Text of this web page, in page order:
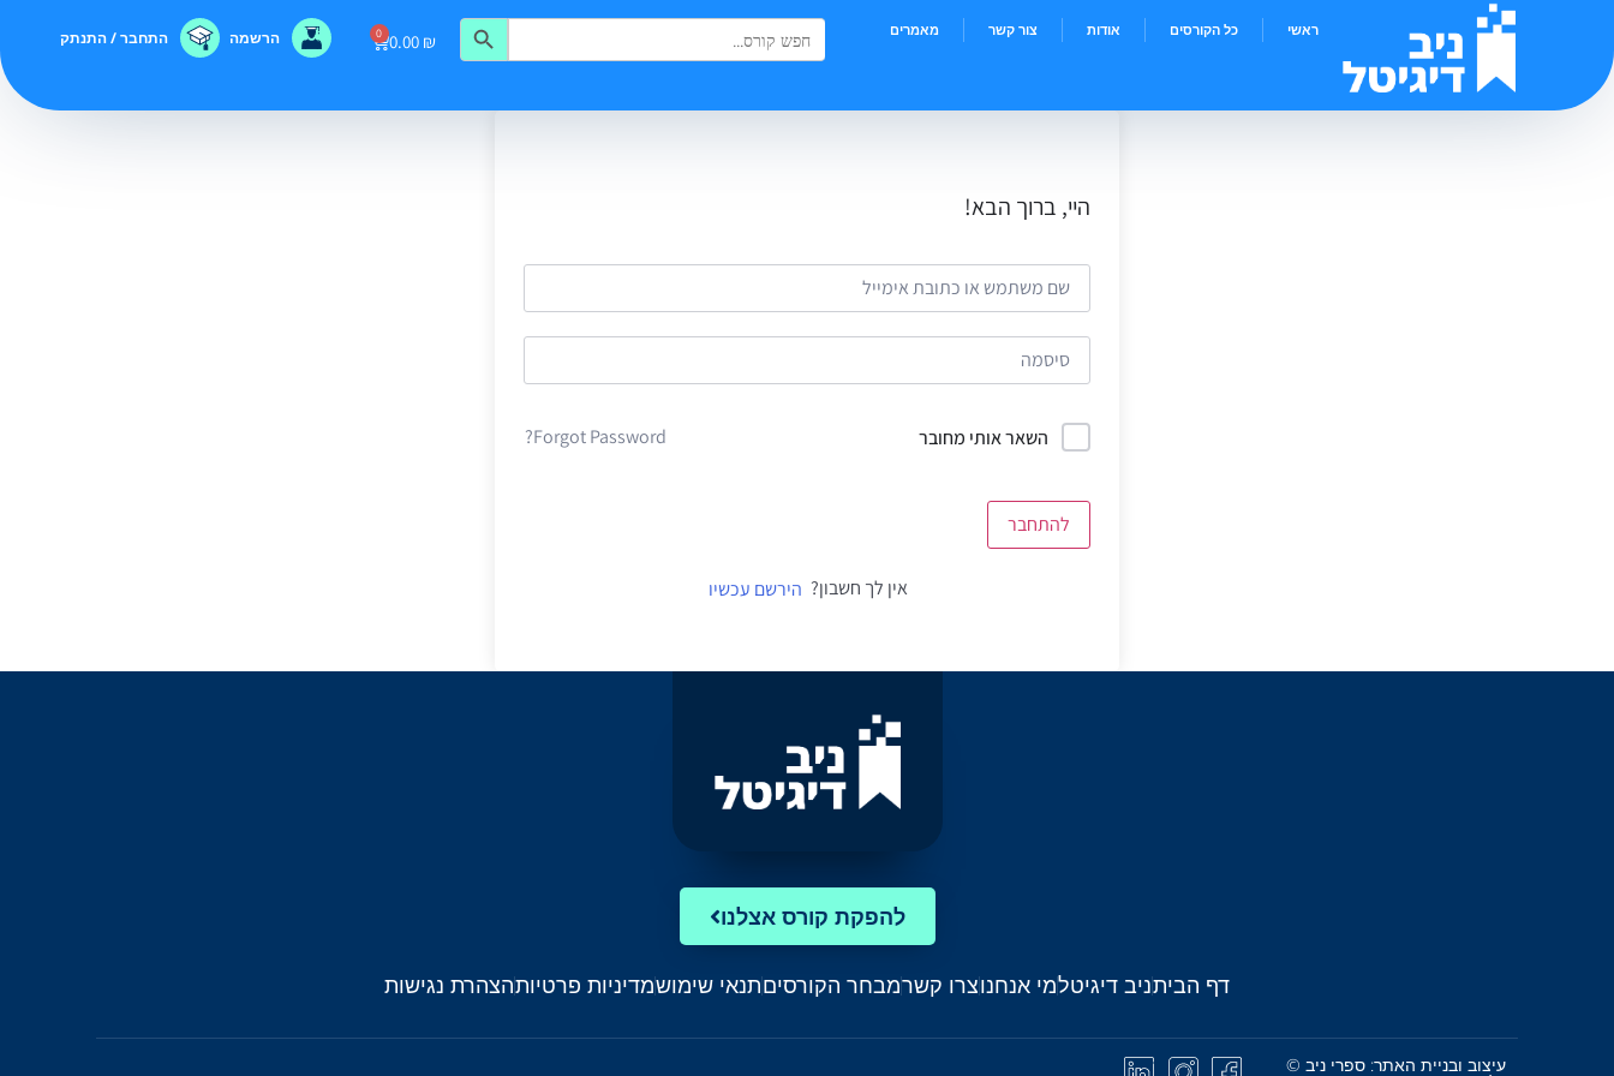
ראשי כל הקורסים אודות צור קשר מאמרים Search
for:
Search Button
0.00 ₪
0 הרשמה התחבר / התנתק
היי, ברוך הבא!
השאר אותי מחובר Forgot Password?
להתחבר
אין לך חשבון? הירשם עכשיו
להפקת קורס אצלנו
דף הביתניב דיגיטלמי אנחנוצרו קשרמבחר הקורסיםתנאי שימושמדיניות פרטיותהצהרת נגישות
עיצוב ובניית האתר: ספרי ניב ©